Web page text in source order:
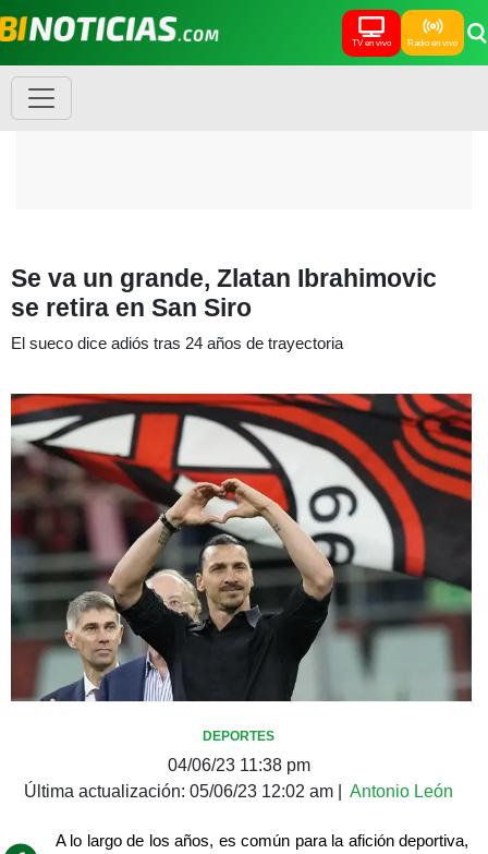
TV en vivo Radio en vivo
Se va un grande, Zlatan Ibrahimovic
se retira en San Siro
El sueco dice adiós tras 24 años de trayectoria
DEPORTES
04/06/23 11:38 pm
Última actualización: 05/06/23 12:02 am Antonio León
A lo largo de los años, es común para la afición deportiva,